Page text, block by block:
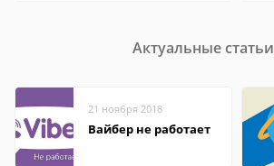
Актуальные статьи
21 ноября 2018
Вайбер не работает